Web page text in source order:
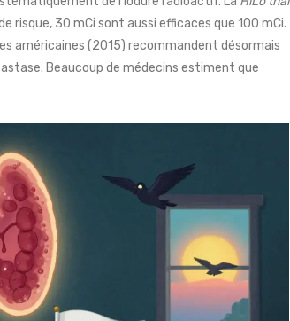
risque, 30 mCi sont aussi efficaces que 100 mCi.
américaines (2015) recommandent désormais
Beaucoup de médecins estiment que